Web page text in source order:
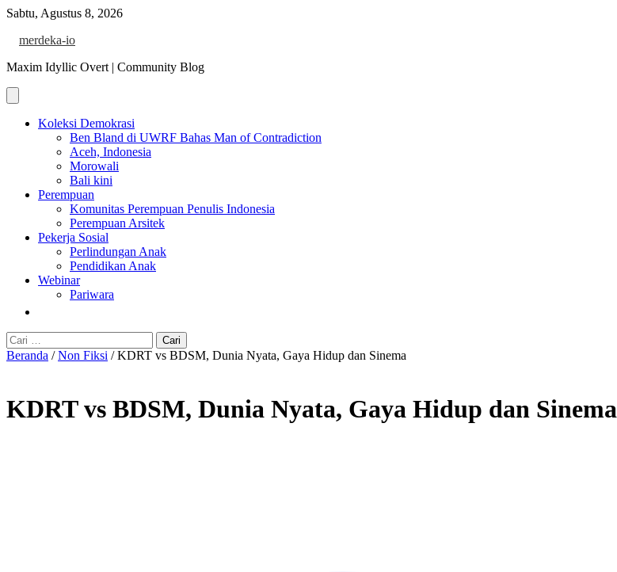
Skip
content
Sabtu, Agustus 8, 2026
merdeka-io
Maxim Idyllic Overt | Community Blog
Koleksi Demokrasi
Ben Bland di UWRF Bahas Man of Contradiction
Aceh, Indonesia
Morowali
Bali kini
Perempuan
Komunitas Perempuan Penulis Indonesia
Perempuan Arsitek
Pekerja Sosial
Perlindungan Anak
Pendidikan Anak
Webinar
Pariwara
Cari
untuk:
Beranda /Non Fiksi / KDRT vs BDSM, Dunia Nyata, Gaya Hidup dan Sinema
KDRT vs BDSM, Dunia Nyata, Gaya Hidup dan Sinema